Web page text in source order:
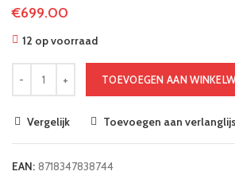
€699.00
12 op voorraad
TOEVOEGEN AAN
Vergelijk Toevoegen aan
EAN: 8718347838744